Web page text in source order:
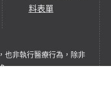
料表單
也非執行醫療行為，除非
。